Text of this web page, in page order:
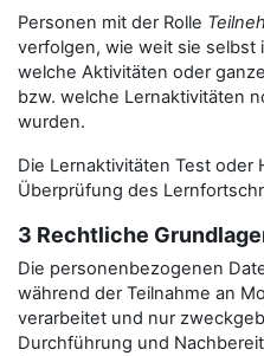
Personen mit der Rolle
verfolgen, wie weit sie selbst
welche Aktivitäten oder
bzw. welche Lernaktivitäten
wurden.
Die Lernaktivitäten Test oder
Überprüfung des
3 Rechtliche
Die personenbezogenen
während der Teilnahme an
verarbeitet und nur
Durchführung und